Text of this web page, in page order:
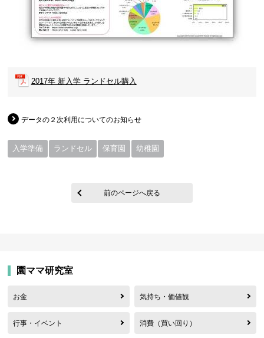
2017年 新入学 ランドセル購入
データの２次利用についてのお知らせ
入学準備 ランドセル 保育園 幼稚園
前のページへ戻る
園ママ研究室
お金 気持ち・価値観
行事・イベント 消費（買い回り）